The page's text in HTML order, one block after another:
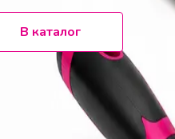
В каталог